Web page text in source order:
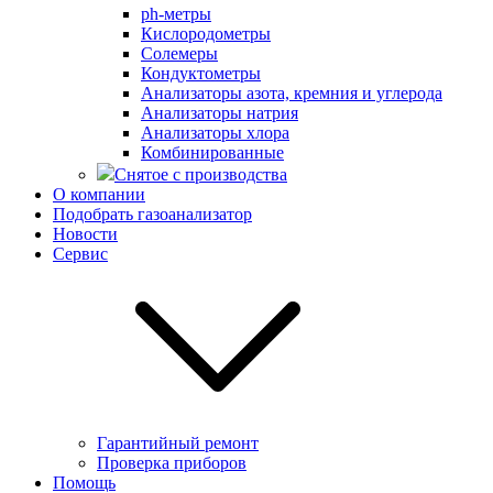
ph-метры
Кислородометры
Солемеры
Кондуктометры
Анализаторы азота, кремния и углерода
Анализаторы натрия
Анализаторы хлора
Комбинированные
Снятое с производства
О компании
Подобрать газоанализатор
Новости
Сервис
Гарантийный ремонт
Проверка приборов
Помощь